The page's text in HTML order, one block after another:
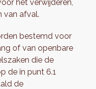
het verwijderen,
van afval.
bestemd voor
of van openbare
die de
de in punt 6.1
de